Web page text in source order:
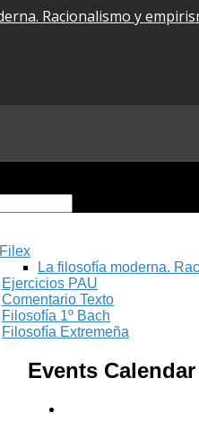
Racionalismo y
La filosofía moderna.
Ejercicios PAU
Comentario Texto
Filosofía 1º Bach
Filosofía Extremeña
Events Calendar